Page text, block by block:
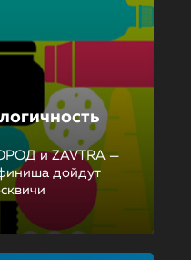
и ZAVTRA —
дойдут